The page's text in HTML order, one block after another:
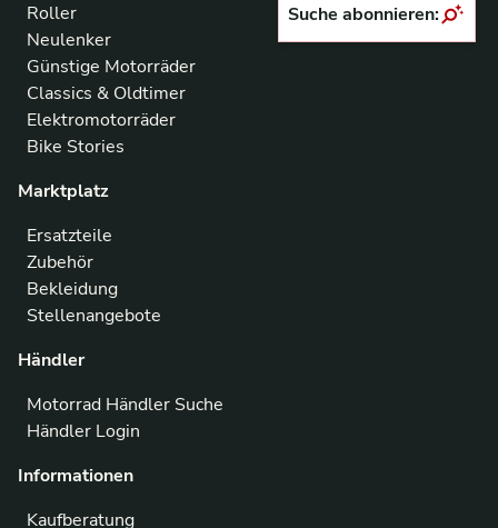
Roller
Neulenker
Günstige Motorräder
Classics & Oldtimer
Elektromotorräder
Bike Stories
Marktplatz
Ersatzteile
Zubehör
Bekleidung
Stellenangebote
Händler
Motorrad Händler Suche
Händler Login
Informationen
Kaufberatung
Suche abonnieren: